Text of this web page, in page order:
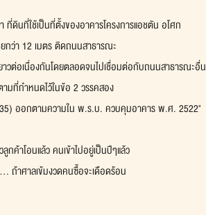
ที่ดินที่ใช้เป็นที่ตั้งของอาคารโครงการแอชตัน อโศก
กว่า 12 เมตร ติดถนนสาธารณะ
าวต่อเนื่องกันโดยตลอดจนไปเชื่อมต่อกับถนนสาธารณะอื่น
มที่กำหนดไว้ในข้อ 2 วรรคสอง
ออกตามความใน พ.ร.บ. ควบคุมอาคาร พ.ศ. 2522"
ค้าโอนแล้ว คนเข้าไปอยู่เป็นปีๆแล้ว
ถ้าศาลเข้มงวดคนซื้อจะเดือดร้อน